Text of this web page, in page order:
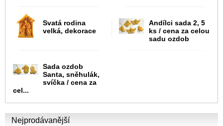
Svatá rodina
velká, dekorace
Andílci sada 2, 5
ks / cena za celou
sadu ozdob
Sada ozdob
Santa, sněhulák,
svíčka / cena za
cel...
Nejprodávanější